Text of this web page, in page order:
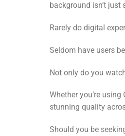
background isn’t
Rarely do digital
Seldom have users
Not only do you
Whether you’re
stunning quality
Should you be